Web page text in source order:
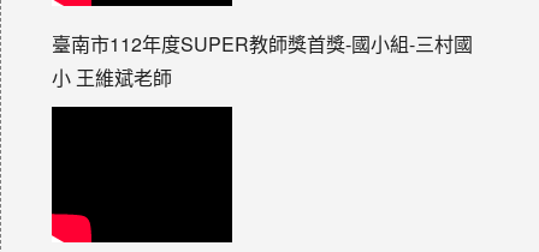
臺南市112年度SUPER教師獎首獎-國小組-三村國
小 王維斌老師